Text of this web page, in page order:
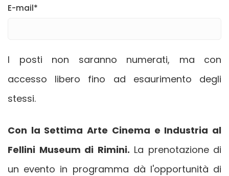
E-mail*
I posti non saranno numerati, ma con
accesso libero fino ad esaurimento degli
stessi.
Con la Settima Arte Cinema e Industria al
Fellini Museum di Rimini. La prenotazione di
un evento in programma dà l'opportunità di